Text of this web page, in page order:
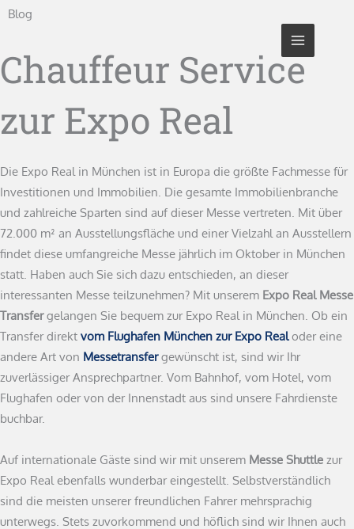
Zum
Blog
Chauffeur Service
zur Expo Real
Die Expo Real in München ist in Europa die größte Fachmesse für
Investitionen und Immobilien. Die gesamte Immobilienbranche
und zahlreiche Sparten sind auf dieser Messe vertreten. Mit über
72.000 m² an Ausstellungsfläche und einer Vielzahl an Ausstellern
findet diese umfangreiche Messe jährlich im Oktober in München
statt. Haben auch Sie sich dazu entschieden, an dieser
interessanten Messe teilzunehmen? Mit unserem Expo Real Messe
Transfergelangen Sie bequem zur Expo Real in München. Ob ein
Transfer direkt vom Flughafen München zur Expo Realoder eine
andere Art von Messetransfergewünscht ist, sind wir Ihr
zuverlässiger Ansprechpartner. Vom Bahnhof, vom Hotel, vom
Flughafen oder von der Innenstadt aus sind unsere Fahrdienste
buchbar.
Auf internationale Gäste sind wir mit unserem Messe Shuttle zur
Expo Real ebenfalls wunderbar eingestellt. Selbstverständlich
sind die meisten unserer freundlichen Fahrer mehrsprachig
unterwegs. Stets zuvorkommend und höflich sind wir Ihnen auch